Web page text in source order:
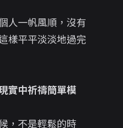
人一帆風順，沒有
樣平平淡淡地過完
實中祈禱簡單模
，不是輕鬆的時